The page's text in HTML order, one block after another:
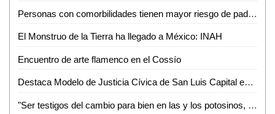
Personas con comorbilidades tienen mayor riesgo de padecer covid-19 de forma grave
El Monstruo de la Tierra ha llegado a México: INAH
Encuentro de arte flamenco en el Cossío
Destaca Modelo de Justicia Cívica de San Luis Capital en la Reunión de Ciudades Capitales
"Ser testigos del cambio para bien en las y los potosinos, es nuestro mayor motivo para servir": Estela Arriaga Márquez, Presidenta DIF Municipal